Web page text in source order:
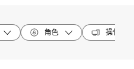
角色 操作系统